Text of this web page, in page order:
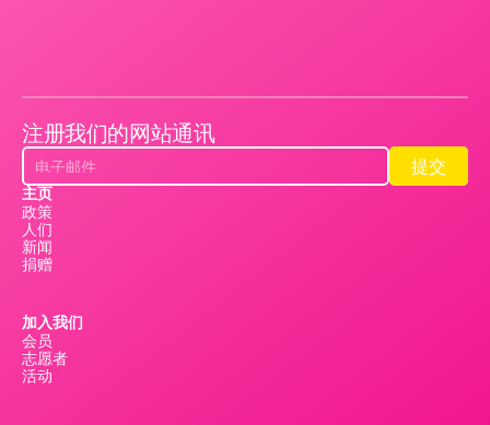
注册我们的网站通讯
提交
提交
主页
政策
人们
新闻
捐赠
加入我们
会员
志愿者
活动